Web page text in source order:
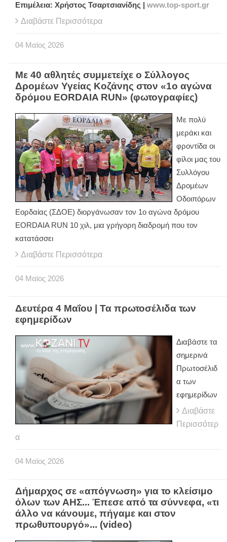
Επιμέλεια: Χρήστος Τσαρτσιανίδης | www.top-sport.gr
Διαβάστε Περισσότερα
04 Μαϊος 2026
Με 40 αθλητές συμμετείχε ο Σύλλογος
Δρομέων Υγείας Κοζάνης στον «1ο αγώνα
δρόμου EORDAIA RUN» (φωτογραφίες)
Με πολύ
μεράκι και
φροντίδα οι
φίλοι μας του
Συλλόγου
Δρομέων
Οδοιπόρων
Εορδαίας (ΣΔΟΕ) διοργάνωσαν τον 1ο αγώνα δρόμου
EORDAIA RUN 10 χιλ, μια γρήγορη διαδρομή που τον
κατατάσσει
Διαβάστε Περισσότερα
04 Μαϊος 2026
Δευτέρα 4 Μαΐου | Τα πρωτοσέλιδα των
εφημερίδων
Διαβάστε τα
σημερινά
Πρωτοσέλιδ
α των
εφημερίδων
Διαβάστε
Περισσότερ
α
04 Μαϊος 2026
Δήμαρχος σε «απόγνωση» για το κλείσιμο
όλων των ΑΗΣ... Έπεσε από τα σύννεφα, «τι
άλλο να κάνουμε, πήγαμε και στον
πρωθυπουργό»... (video)